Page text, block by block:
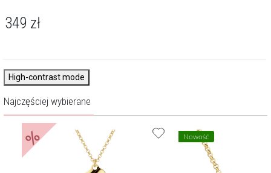
349 zł
High-contrast mode
Najczęściej wybierane
% Nowość